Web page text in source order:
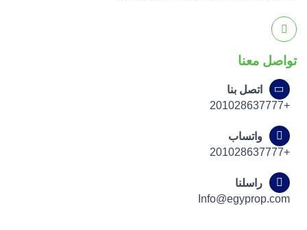
تواصل معنا
اتصل بنا
+201028637777
واتساب
+201028637777
راسلنا
Info@egyprop.com